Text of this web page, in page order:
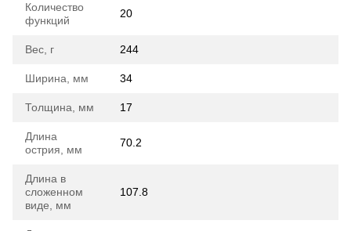
Количество
функций
20
Вес, г 244
Ширина, мм 34
Толщина, мм 17
Длина
острия, мм
70.2
Длина в
сложенном
виде, мм
107.8